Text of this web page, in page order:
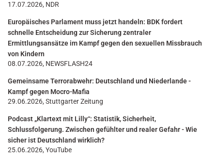
17.07.2026, NDR
Europäisches Parlament muss jetzt handeln: BDK fordert
schnelle Entscheidung zur Sicherung zentraler
Ermittlungsansätze im Kampf gegen den sexuellen Missbrauch
von Kindern
08.07.2026, NEWSFLASH24
Gemeinsame Terrorabwehr: Deutschland und Niederlande -
Kampf gegen Mocro-Mafia
29.06.2026, Stuttgarter Zeitung
Podcast „Klartext mit Lilly“: Statistik, Sicherheit,
Schlussfolgerung. Zwischen gefühlter und realer Gefahr - Wie
sicher ist Deutschland wirklich?
25.06.2026, YouTube